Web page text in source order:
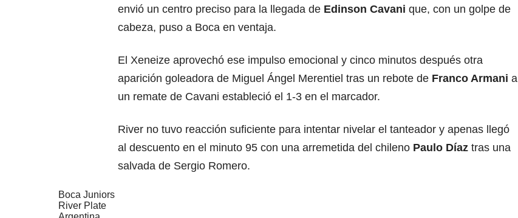
envió un centro preciso para la llegada de Edinson Cavani que, con un golpe de
cabeza, puso a Boca en ventaja.
El Xeneize aprovechó ese impulso emocional y cinco minutos después otra
aparición goleadora de Miguel Ángel Merentiel tras un rebote de Franco Armani a
un remate de Cavani estableció el 1-3 en el marcador.
River no tuvo reacción suficiente para intentar nivelar el tanteador y apenas llegó
al descuento en el minuto 95 con una arremetida del chileno Paulo Díaz tras una
salvada de Sergio Romero.
Boca Juniors
River Plate